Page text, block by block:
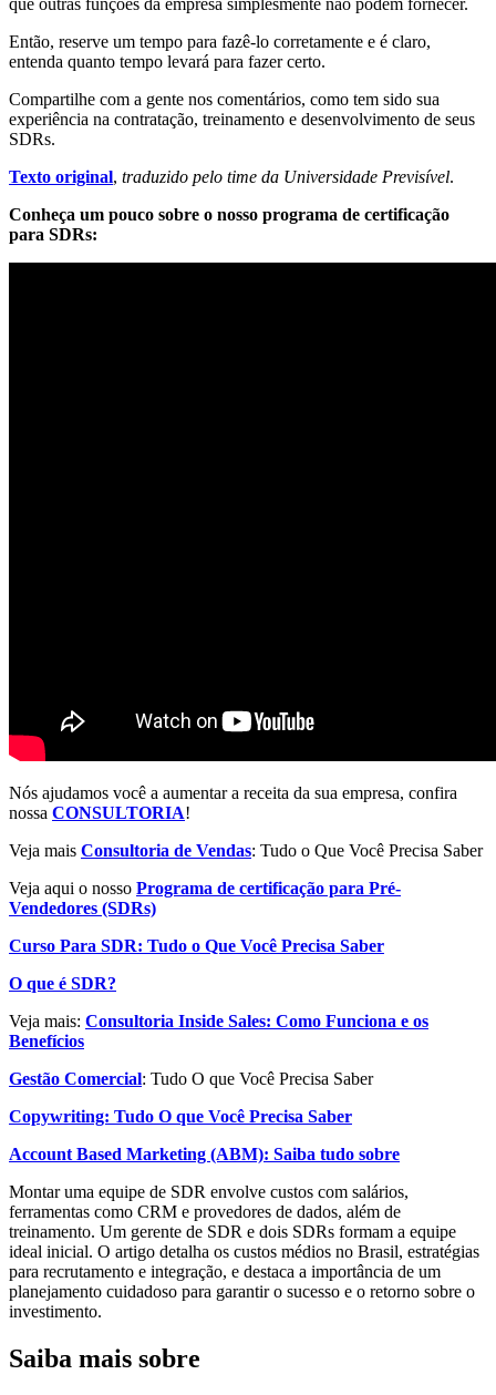
que outras funções da empresa simplesmente não podem fornecer.
Então, reserve um tempo para fazê-lo corretamente e é claro,
entenda quanto tempo levará para fazer certo.
Compartilhe com a gente nos comentários, como tem sido sua
experiência na contratação, treinamento e desenvolvimento de seus
SDRs.
Texto original, traduzido pelo time da Universidade Previsível.
Conheça um pouco sobre o nosso programa de certificação
para SDRs:
Nós ajudamos você a aumentar a receita da sua empresa, confira
nossa CONSULTORIA!
Veja mais Consultoria de Vendas: Tudo o Que Você Precisa Saber
Veja aqui o nosso Programa de certificação para Pré-
Vendedores (SDRs)
Curso Para SDR: Tudo o Que Você Precisa Saber
O que é SDR?
Veja mais: Consultoria Inside Sales: Como Funciona e os
Benefícios
Gestão Comercial: Tudo O que Você Precisa Saber
Copywriting: Tudo O que Você Precisa Saber
Account Based Marketing (ABM): Saiba tudo sobre
Montar uma equipe de SDR envolve custos com salários,
ferramentas como CRM e provedores de dados, além de
treinamento. Um gerente de SDR e dois SDRs formam a equipe
ideal inicial. O artigo detalha os custos médios no Brasil, estratégias
para recrutamento e integração, e destaca a importância de um
planejamento cuidadoso para garantir o sucesso e o retorno sobre o
investimento.
Saiba mais sobre